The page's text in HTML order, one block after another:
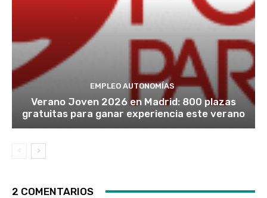
EMPLEO AUTONOMÍAS
Verano Joven 2026 en Madrid: 800 plazas
gratuitas para ganar experiencia este verano
2 COMENTARIOS